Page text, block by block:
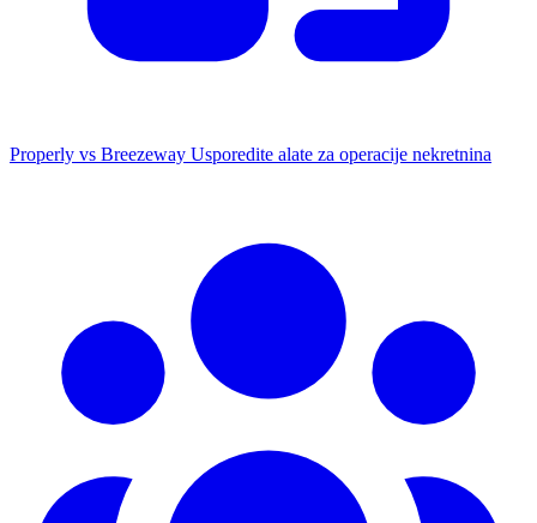
Properly vs Breezeway Usporedite alate za operacije nekretnina